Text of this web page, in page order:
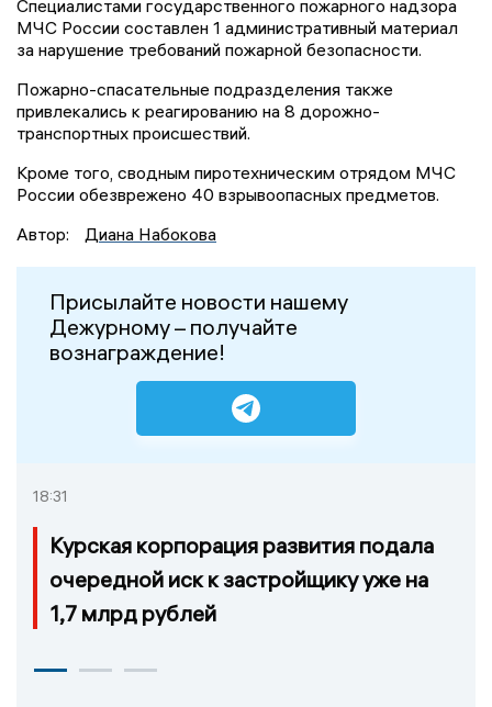
Специалистами государственного пожарного надзора
МЧС России составлен 1 административный материал
за нарушение требований пожарной безопасности.
Пожарно-спасательные подразделения также
привлекались к реагированию на 8 дорожно-
транспортных происшествий.
Кроме того, сводным пиротехническим отрядом МЧС
России обезврежено 40 взрывоопасных предметов.
Автор:
Диана Набокова
Присылайте новости нашему
Дежурному – получайте
вознаграждение!
18:31
Курская корпорация развития подала
очередной иск к застройщику уже на
1,7 млрд рублей